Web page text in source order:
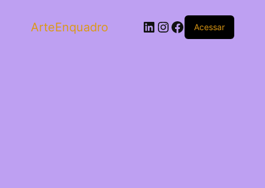
ArteEnquadro LinkedIn
Instagram
Facebook
Acessar